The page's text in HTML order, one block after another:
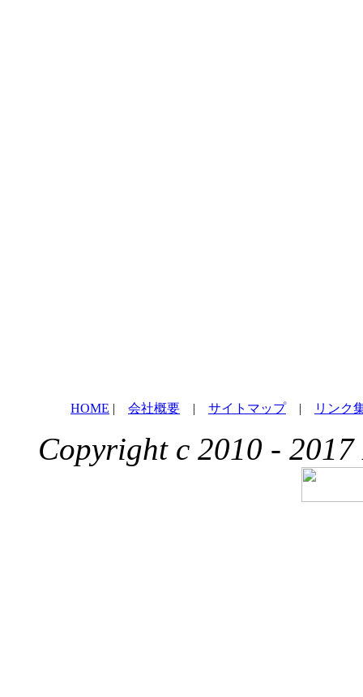
HOME | 会社概要 | サイトマップ| リンク
Copyright c 2010 - 2017